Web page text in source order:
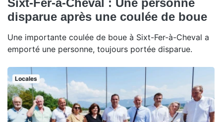
Sixt-Fer-à-Cheval : Une personne
disparue après une coulée de boue
Une importante coulée de boue à Sixt-Fer-à-Cheval a
emporté une personne, toujours portée disparue.
Locales